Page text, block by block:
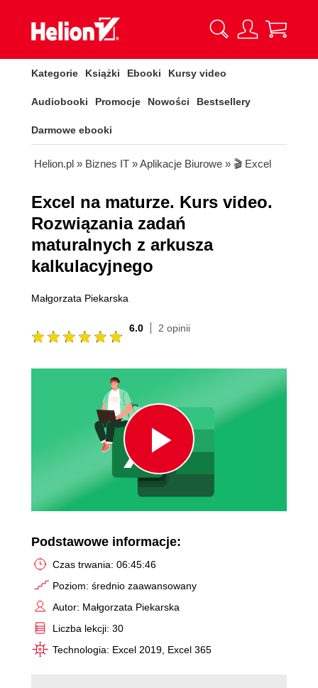
Kategorie Książki Ebooki Kursy video
Audiobooki Promocje Nowości Bestsellery
Darmowe ebooki
Helion.pl » Biznes IT »Aplikacje Biurowe » 🎬 Excel
Excel na maturze. Kurs video.
Rozwiązania zadań
maturalnych z arkusza
kalkulacyjnego
Małgorzata Piekarska
6.0 2 opinii
Play
Video
Podstawowe informacje:
Czas trwania: 06:45:46
Poziom: średnio zaawansowany
Autor: Małgorzata Piekarska
Liczba lekcji: 30
Technologia: Excel 2019, Excel 365